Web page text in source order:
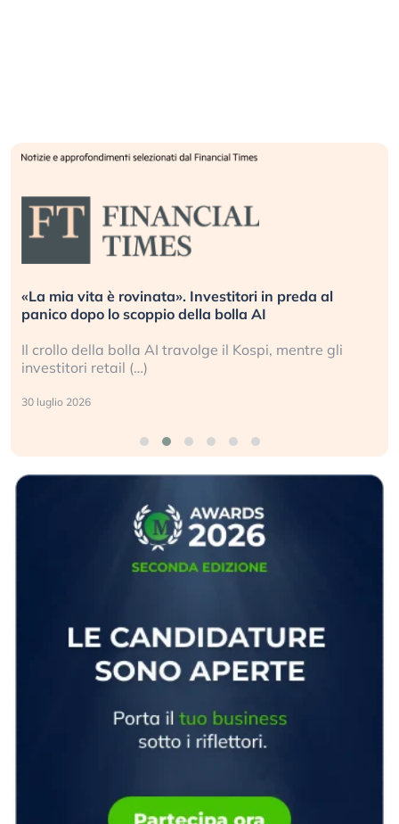
«La mia vita è rovinata». Investitori in preda al
panico dopo lo scoppio della bolla AI
Il crollo della bolla AI travolge il Kospi, mentre gli
investitori retail (…)
30 luglio 2026